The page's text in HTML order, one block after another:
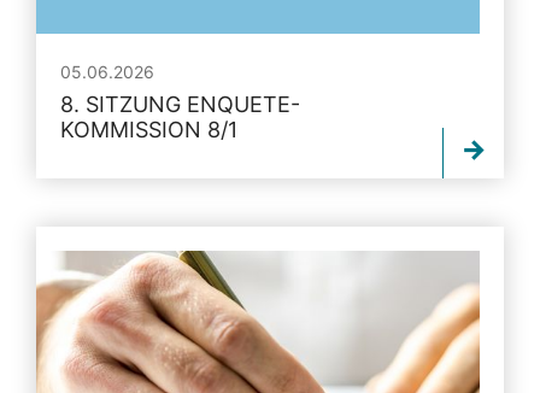
05.06.2026
8. SITZUNG ENQUETE-
KOMMISSION 8/1